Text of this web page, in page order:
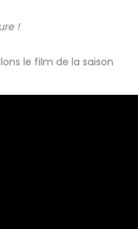
!
le film de la saison